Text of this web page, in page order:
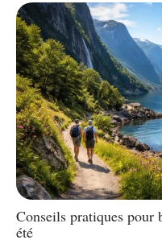
Conseils pratiques pour
été